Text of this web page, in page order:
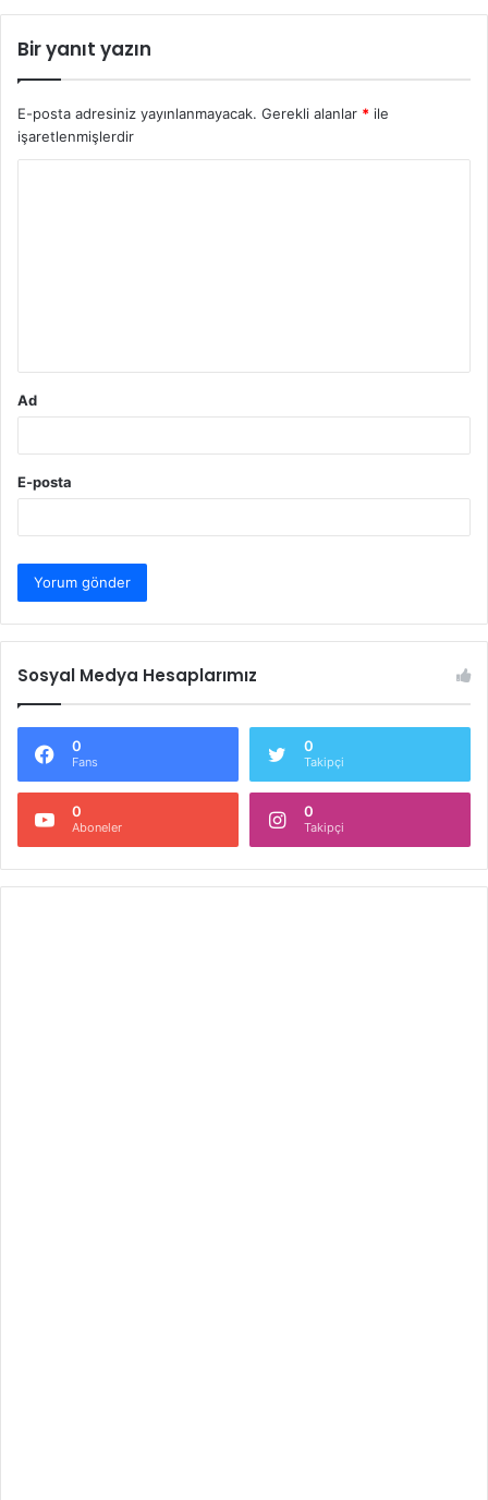
Bir yanıt yazın
E-posta adresiniz yayınlanmayacak. Gerekli alanlar * ile
işaretlenmişlerdir
Ad
E-posta
Sosyal Medya Hesaplarımız
0
Fans
0
Takipçi
0
Aboneler
0
Takipçi